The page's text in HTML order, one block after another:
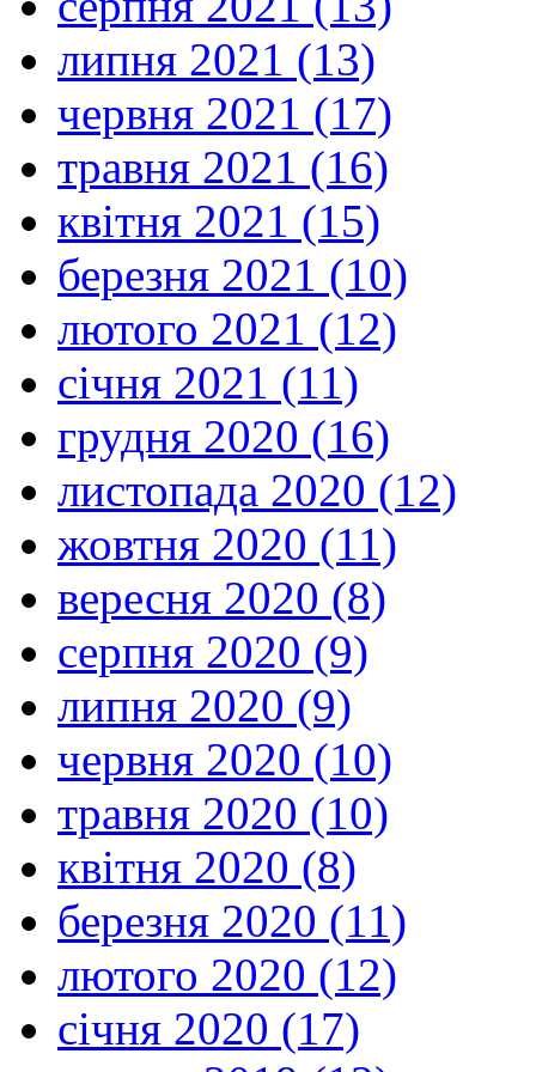
липня 2021 (13)
червня 2021 (17)
травня 2021 (16)
квітня 2021 (15)
березня 2021 (10)
лютого 2021 (12)
січня 2021 (11)
грудня 2020 (16)
листопада 2020 (12)
жовтня 2020 (11)
вересня 2020 (8)
серпня 2020 (9)
липня 2020 (9)
червня 2020 (10)
травня 2020 (10)
квітня 2020 (8)
березня 2020 (11)
лютого 2020 (12)
січня 2020 (17)